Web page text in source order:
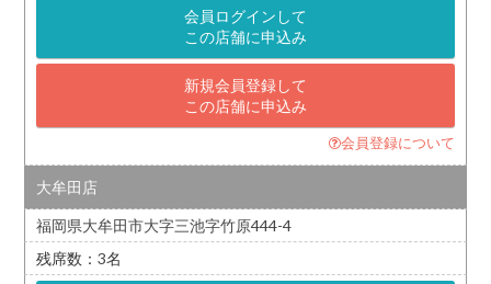
会員ログインして
この店舗に申込み
新規会員登録して
この店舗に申込み
会員登録について
大牟田店
福岡県大牟田市大字三池字竹原444-4
3